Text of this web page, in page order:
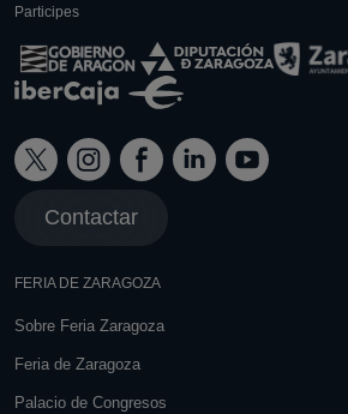
Participes
Contactar
FERIA DE ZARAGOZA
Sobre Feria Zaragoza
Feria de Zaragoza
Palacio de Congresos